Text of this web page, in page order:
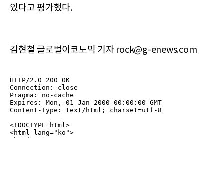
있다고 평가했다.
김현철 글로벌이코노믹 기자 rock@g-enews.com